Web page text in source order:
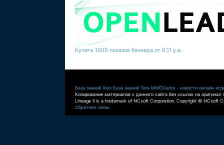
Купить 1000 показов баннера от 0,11 у.е.
База знаний Aion База знаний Tera MMOGame - новости онлайн
Копирование материалов с данного сайта без ссылок на оригинал
Lineage II is a trademark of NCsoft Corporation. Copyright © NCsoft
Обратная связь